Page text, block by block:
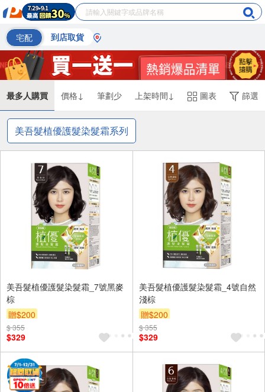
宅配 到店取貨
最多人購買 價格↓ 筆劃少 上架時間↓ 圖表 篩選
美吾髮植優護髮染髮霜系列
美吾髮植優護髮染髮霜_7號黑麥
棕
贈$200
$ 355
$329
美吾髮植優護髮染髮霜_4號自然
淺棕
贈$200
$ 355
$329